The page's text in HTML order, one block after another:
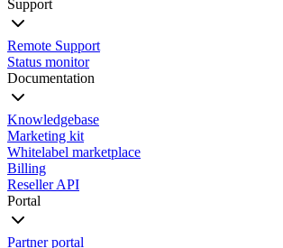
Support
Remote Support
Status monitor
Documentation
Knowledgebase
Marketing kit
Whitelabel marketplace
Billing
Reseller API
Portal
Partner portal